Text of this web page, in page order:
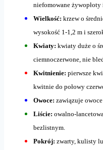
niefomowane żywopłoty
Wielkość: krzew o
wysokość 1-1,2 m i
Kwiaty: kwiaty duże o
ciemnoczerwone, nie
Kwitnienie: pierwsze
kwitnie do połowy
Owoce: zawiązuje owoce
Liście: owalno-
bezlistnym.
Pokrój: zwarty, kulisty